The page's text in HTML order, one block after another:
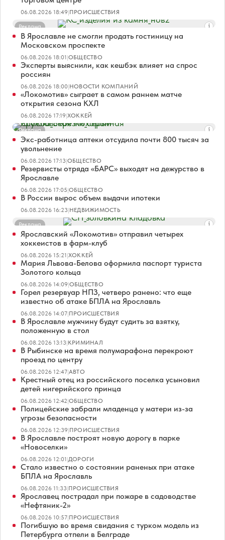
06.08.2026 18:49|ПРОИСШЕСТВИЯ
Реклама
В Ярославле не смогли продать гостиницу на
Московском проспекте
06.08.2026 18:01|ОБЩЕСТВО
Эксперты выяснили, как кешбэк влияет на спрос
россиян
06.08.2026 18:00|НОВОСТИ КОМПАНИЙ
«Локомотив» сыграет в самом раннем матче
открытия сезона КХЛ
06.08.2026 17:19|ХОККЕЙ
Реклама
Экс-работница аптеки отсудила почти 800 тысяч за
увольнение
06.08.2026 17:13|ОБЩЕСТВО
Резервисты отряда «БАРС» выходят на дежурство в
Ярославле
06.08.2026 17:05|ОБЩЕСТВО
В России вырос объем выдачи ипотеки
06.08.2026 16:23|НЕДВИЖИМОСТЬ
Реклама
Ярославский «Локомотив» отправил четырех
хоккеистов в фарм-клуб
06.08.2026 15:21|ХОККЕЙ
Мария Львова-Белова оформила паспорт туриста
Золотого кольца
06.08.2026 14:09|ОБЩЕСТВО
Горел резервуар НПЗ, четверо ранено: что еще
известно об атаке БПЛА на Ярославль
06.08.2026 14:07|ПРОИСШЕСТВИЯ
В Ярославле мужчину будут судить за взятку,
положенную в стол
06.08.2026 13:13|КРИМИНАЛ
В Рыбинске на время полумарафона перекроют
проезд по центру
06.08.2026 12:47|АВТО
Крестный отец из российского поселка усыновил
детей нигерийского принца
06.08.2026 12:42|ОБЩЕСТВО
Полицейские забрали младенца у матери из-за
угрозы безопасности
06.08.2026 12:39|ПРОИСШЕСТВИЯ
В Ярославле построят новую дорогу в парке
«Новоселки»
06.08.2026 12:01|ДОРОГИ
Стало известно о состоянии раненых при атаке
БПЛА на Ярославль
06.08.2026 11:33|ПРОИСШЕСТВИЯ
Ярославец пострадал при пожаре в садоводстве
«Нефтяник-2»
06.08.2026 10:57|ПРОИСШЕСТВИЯ
Погибшую во время свидания с турком модель из
Петербурга отпели в Белграде